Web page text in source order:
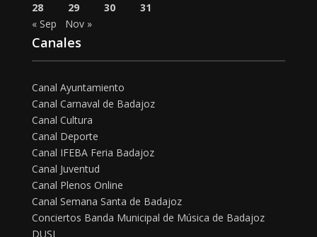
28
29 30
31
« Sep
Nov »
Canales
Canal Ayuntamiento
Canal Carnaval de Badajoz
Canal Cultura
Canal Deporte
Canal IFEBA Feria Badajoz
Canal Juventud
Canal Plenos Online
Canal Semana Santa de Badajoz
Conciertos Banda Municipal de Música de Badajoz
DUSI